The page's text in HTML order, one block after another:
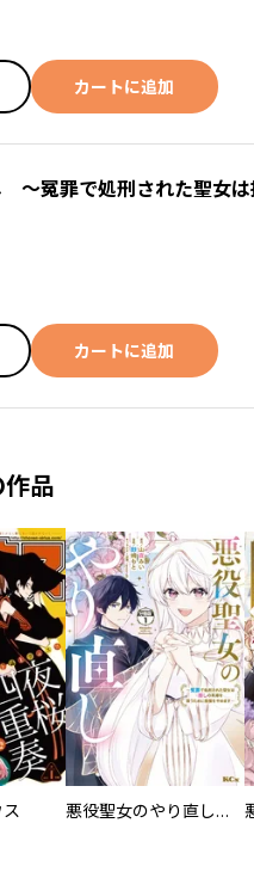
カートに追加
～冤罪で処刑された聖女は
カートに追加
作品
悪役聖女のやり直し ～冤罪で処刑された聖女は推しの英雄を救うために我慢をやめます～ 分冊版